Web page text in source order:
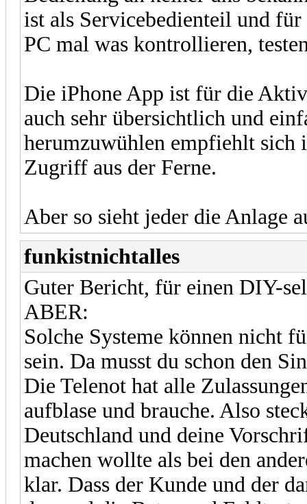
ist als Servicebedienteil und
PC mal was kontrollieren,
Die iPhone App ist für die
auch sehr übersichtlich und
herumzuwühlen empfiehlt sich
Zugriff aus der Ferne.
Aber so sieht jeder die Anlage
funkistnichtalles
Guter Bericht, für einen DIY-
ABER:
Solche Systeme können nicht
sein. Da musst du schon den
Die Telenot hat alle
aufblase und brauche. Also
Deutschland und deine
machen wollte als bei den
klar. Dass der Kunde und der